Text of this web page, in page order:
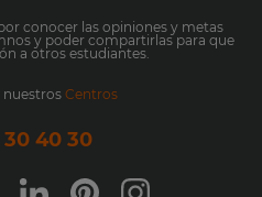
conocer las opiniones y metas
y poder compartirlas para que
a otros estudiantes.
nuestros Centros
40 30